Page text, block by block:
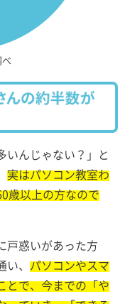
いんじゃない？」と
実はパソコン教室わ
歳以上の方なので
戸惑いがあった方
、 パソコンやスマ
とで、今までの「や